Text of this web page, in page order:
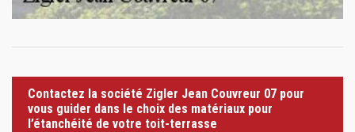
Contactez la société Zigler Jean Couvreur 07 pour
vous guider dans le choix des matériaux pour
l’étanchéité de votre toit-terrasse